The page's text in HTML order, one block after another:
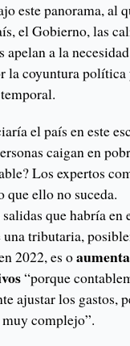
este panorama, al
el Gobierno, las
apelan a la
la coyuntura política
el país en este
caigan en
Los expertos
que ello no suceda.
que habría en
una tributaria,
2022, es o
“porque
ajustar los gastos,
complejo”.